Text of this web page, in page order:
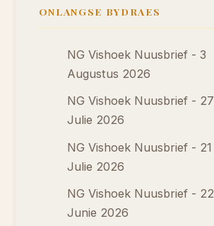
ONLANGSE BYDRAES
NG Vishoek Nuusbrief - 3
Augustus 2026
NG Vishoek Nuusbrief - 27
Julie 2026
NG Vishoek Nuusbrief - 21
Julie 2026
NG Vishoek Nuusbrief - 22
Junie 2026